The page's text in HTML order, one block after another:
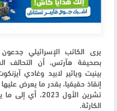
يرى الكاتب الإسرائيلي
بصحيفة هآرتس، أن التحالف
بينيت ويائير لابيد وغادي
تشرين الأول
الكارثة.